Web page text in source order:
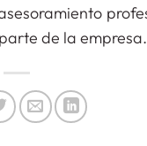
de la empresa.